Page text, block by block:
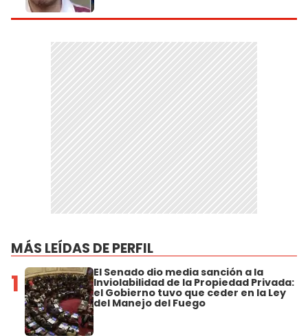
MÁS LEÍDAS DE PERFIL
1 El Senado dio media sanción a la
Inviolabilidad de la Propiedad Privada:
el Gobierno tuvo que ceder en la Ley
del Manejo del Fuego